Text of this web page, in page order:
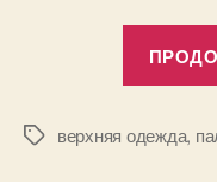
Позначкиверхняя одежда,